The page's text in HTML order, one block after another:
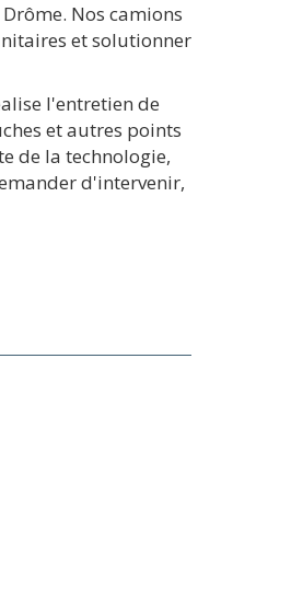
Nos camions
et solutionner
l'entretien de
et autres points
de la technologie,
d'intervenir,